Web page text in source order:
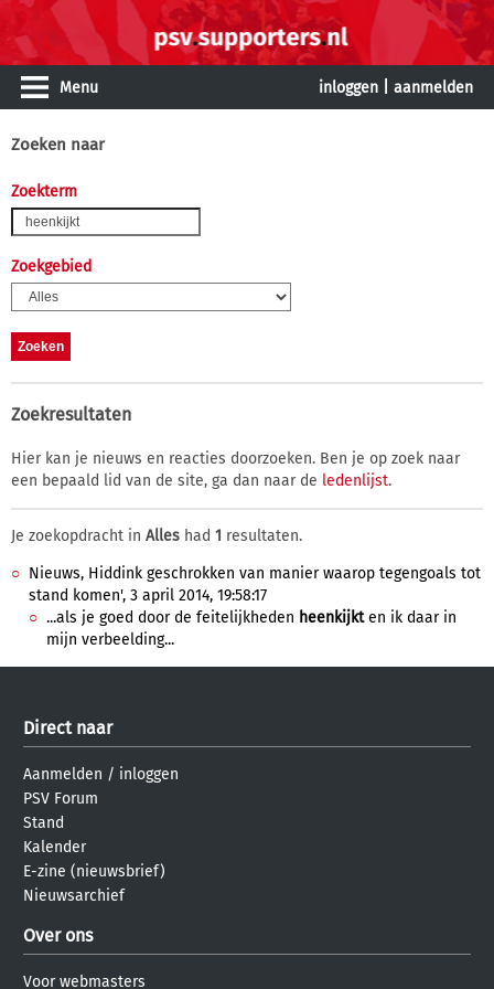
Menu inloggen aanmelden
Zoeken naar
Zoekterm
Zoekgebied
Zoekresultaten
Hier kan je nieuws en reacties doorzoeken. Ben je op zoek naar
een bepaald lid van de site, ga dan naar de ledenlijst.
Je zoekopdracht in Alles had 1 resultaten.
Nieuws, Hiddink geschrokken van manier waarop tegengoals tot
stand komen', 3 april 2014, 19:58:17
...als je goed door de feitelijkheden heenkijkten ik daar in
mijn verbeelding...
Direct naar
Aanmelden / inloggen
PSV Forum
Stand
Kalender
E-zine (nieuwsbrief)
Nieuwsarchief
Over ons
Voor webmasters